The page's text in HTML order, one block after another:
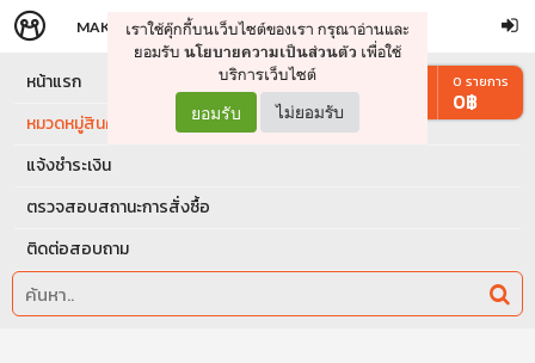
จัดการรถเข็น ดำเนินการต่อ
MAKERS STORE
เราใช้คุ๊กกี้บนเว็บไซต์ของเรา กรุณาอ่านและ
ยอมรับ นโยบายความเป็นส่วนตัว เพื่อใช้
บริการเว็บไซต์
ยอมรับ ไม่ยอมรับ
หน้าแรก
หมวดหมู่สินค้า
แจ้งชำระเงิน
ตรวจสอบสถานะการสั่งซื้อ
ติดต่อสอบถาม
0 รายการ
0฿